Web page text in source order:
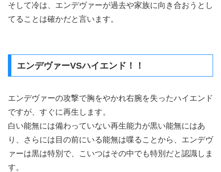
そして冷は、エンデヴァーが過去や家族に向き合おうとし
てることは確かだと言います。
エンデヴァーVSハイエンド！！
エンデヴァーの攻撃で胸をやかれ右腕を失ったハイエンド
ですが、すぐに再生します。
白い能無には備わっていない再生能力が黒い能無にはあ
り、さらには目の前にいる能無は喋ることから、エンデヴ
ァーは黒は特別で、こいつはその中でも特別だと認識しま
す。